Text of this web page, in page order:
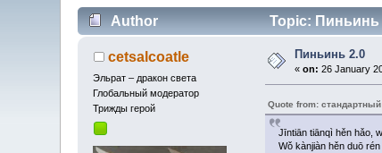
Author Topic: Пиньинь
cetsalcoatle
Эльрат – дракон света
Глобальный модератор
Трижды герой
Пиньинь 2.0
« on: 26 January
Quote from:
Jīntiān tiānqì hěn hǎo,
Wǒ kànjiàn hěn duō